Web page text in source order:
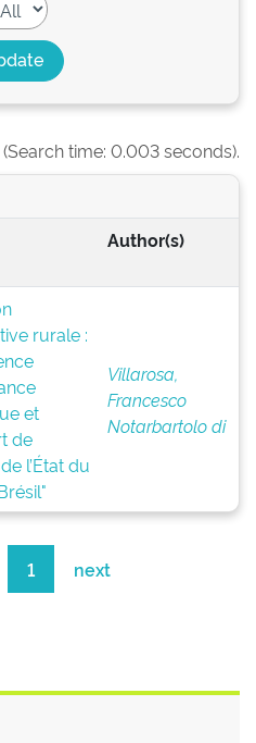
(Search time: 0.003 seconds).
Author(s)
rurale :
et
de
l’État du
Villarosa,
Francesco
Notarbartolo di
1 next